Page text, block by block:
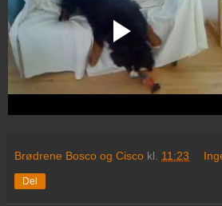
Brødrene Bosco og Cisco kl. 11:23
Del